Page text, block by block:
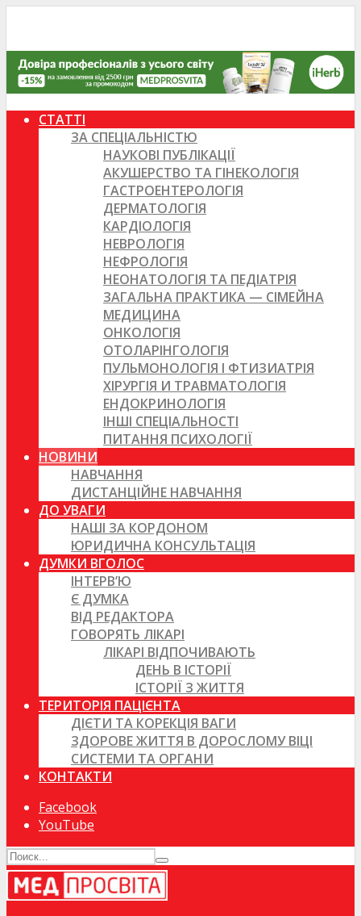
СТАТТІ
ЗА СПЕЦІАЛЬНІСТЮ
НАУКОВІ ПУБЛІКАЦІЇ
АКУШЕРСТВО ТА ГІНЕКОЛОГІЯ
ГАСТРОЕНТЕРОЛОГІЯ
ДЕРМАТОЛОГІЯ
КАРДІОЛОГІЯ
НЕВРОЛОГІЯ
НЕФРОЛОГІЯ
НЕОНАТОЛОГІЯ ТА ПЕДІАТРІЯ
ЗАГАЛЬНА ПРАКТИКА — СІМЕЙНА
МЕДИЦИНА
ОНКОЛОГІЯ
ОТОЛАРІНГОЛОГІЯ
ПУЛЬМОНОЛОГІЯ І ФТИЗИАТРІЯ
ХІРУРГІЯ И ТРАВМАТОЛОГІЯ
ЕНДОКРИНОЛОГІЯ
ІНШІ СПЕЦІАЛЬНОСТІ
ПИТАННЯ ПСИХОЛОГІЇ
НОВИНИ
НАВЧАННЯ
ДИСТАНЦІЙНЕ НАВЧАННЯ
ДО УВАГИ
НАШІ ЗА КОРДОНОМ
ЮРИДИЧНА КОНСУЛЬТАЦІЯ
ДУМКИ ВГОЛОС
ІНТЕРВ’Ю
Є ДУМКА
ВІД РЕДАКТОРА
ГОВОРЯТЬ ЛІКАРІ
ЛІКАРІ ВІДПОЧИВАЮТЬ
ДЕНЬ В ІСТОРІЇ
ІСТОРІЇ З ЖИТТЯ
ТЕРИТОРІЯ ПАЦІЄНТА
ДІЄТИ ТА КОРЕКЦІЯ ВАГИ
ЗДОРОВЕ ЖИТТЯ В ДОРОСЛОМУ ВІЦІ
СИСТЕМИ ТА ОРГАНИ
КОНТАКТИ
Facebook
YouTube